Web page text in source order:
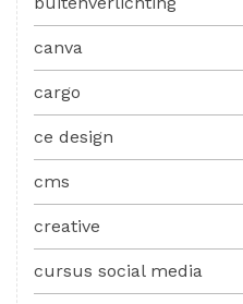
canva
cargo
ce design
cms
creative
cursus social media